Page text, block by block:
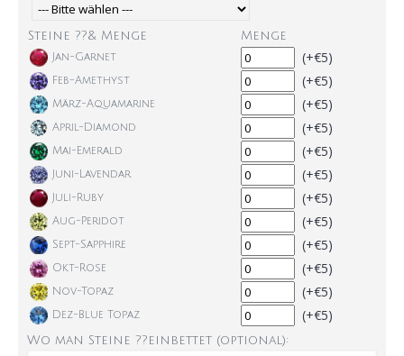
Steine ??& Menge Menge
Jan-Garnet (+€5)
Feb-Amethyst (+€5)
März-Aquamarine (+€5)
April-Diamond (+€5)
Mai-Emerald (+€5)
Juni-Lavendar (+€5)
Juli-Ruby (+€5)
Aug-Peridot (+€5)
Sept-Sapphire (+€5)
Okt-Rose (+€5)
Nov-Topaz (+€5)
Dez-Blue Topaz (+€5)
Wo man Steine ??einbettet (optional):